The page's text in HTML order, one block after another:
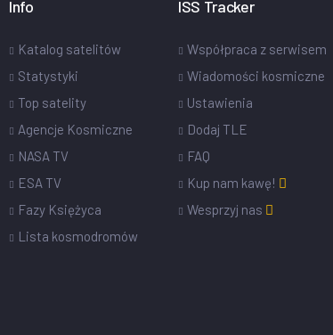
Info
Katalog satelitów
Statystyki
Top satelity
Agencje Kosmiczne
NASA TV
ESA TV
Fazy Księżyca
Lista kosmodromów
ISS Tracker
Współpraca z serwisem
Wiadomości kosmiczne
Ustawienia
Dodaj TLE
FAQ
Kup nam kawę!
Wesprzyj nas